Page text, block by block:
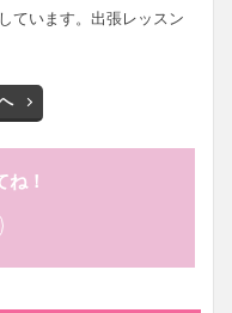
ています。出張レッスン
ね！